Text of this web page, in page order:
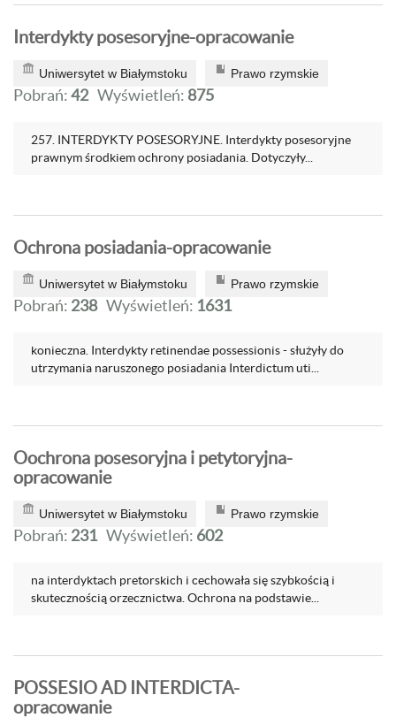
Interdykty posesoryjne-opracowanie
Uniwersytet w Białymstoku Prawo rzymskie
Pobrań:42 Wyświetleń: 875
257. INTERDYKTY POSESORYJNE. Interdykty posesoryjne
prawnym środkiem ochrony posiadania. Dotyczyły...
Ochrona posiadania-opracowanie
Uniwersytet w Białymstoku Prawo rzymskie
Pobrań: 238 Wyświetleń: 1631
konieczna. Interdykty retinendae possessionis - służyły do
utrzymania naruszonego posiadania Interdictum uti...
Oochrona posesoryjna i petytoryjna-
opracowanie
Uniwersytet w Białymstoku Prawo rzymskie
Pobrań: 231 Wyświetleń: 602
na interdyktach pretorskich i cechowała się szybkością i
skutecznością orzecznictwa. Ochrona na podstawie...
POSSESIO AD INTERDICTA-
opracowanie